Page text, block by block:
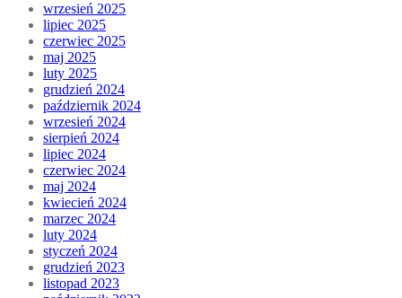
wrzesień 2025
lipiec 2025
czerwiec 2025
maj 2025
luty 2025
grudzień 2024
październik 2024
wrzesień 2024
sierpień 2024
lipiec 2024
czerwiec 2024
maj 2024
kwiecień 2024
marzec 2024
luty 2024
styczeń 2024
grudzień 2023
listopad 2023